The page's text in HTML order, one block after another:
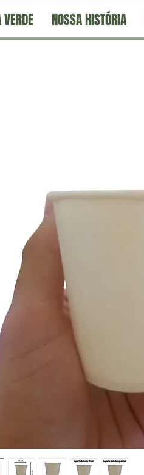
NOSSA HISTÓRIA